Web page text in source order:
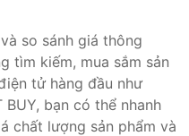
so sánh giá thông
tìm kiếm, mua sắm sản
tử hàng đầu như
bạn có thể nhanh
chất lượng sản phẩm và